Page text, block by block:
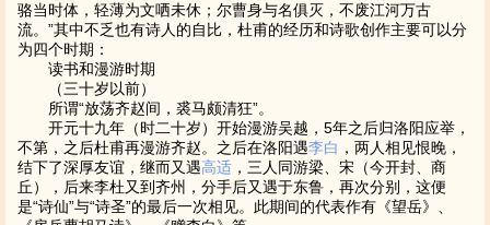
骆当时体，轻薄为文哂未休；尔曹身与名俱灭，不废江河万古
流。”其中不乏也有诗人的自比，杜甫的经历和诗歌创作主要可以分
为四个时期：
读书和漫游时期
（三十岁以前）
所谓“放荡齐赵间，裘马颇清狂”。
开元十九年（时二十岁）开始漫游吴越，5年之后归洛阳应举，
不第，之后杜甫再漫游齐赵。之后在洛阳遇李白 ，两人相见恨晚，
结下了深厚友谊，继而又遇高适 ，三人同游梁、宋（今开封、商
丘），后来李杜又到齐州，分手后又遇于东鲁，再次分别，这便
是“诗仙”与“诗圣”的最后一次相见。此期间的代表作有《望岳》、